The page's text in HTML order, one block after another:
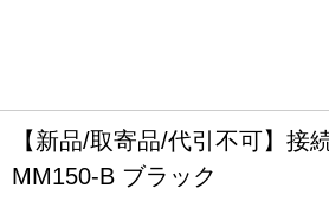
【新品/取寄品/代引不可】接
MM150-B ブラック